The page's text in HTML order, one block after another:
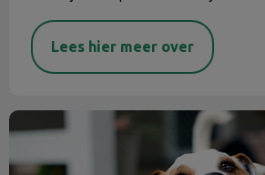
Lees hier meer over
Februari gebitsmaand